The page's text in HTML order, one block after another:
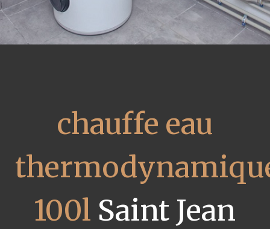
chauffe eau
100l Saint Jean